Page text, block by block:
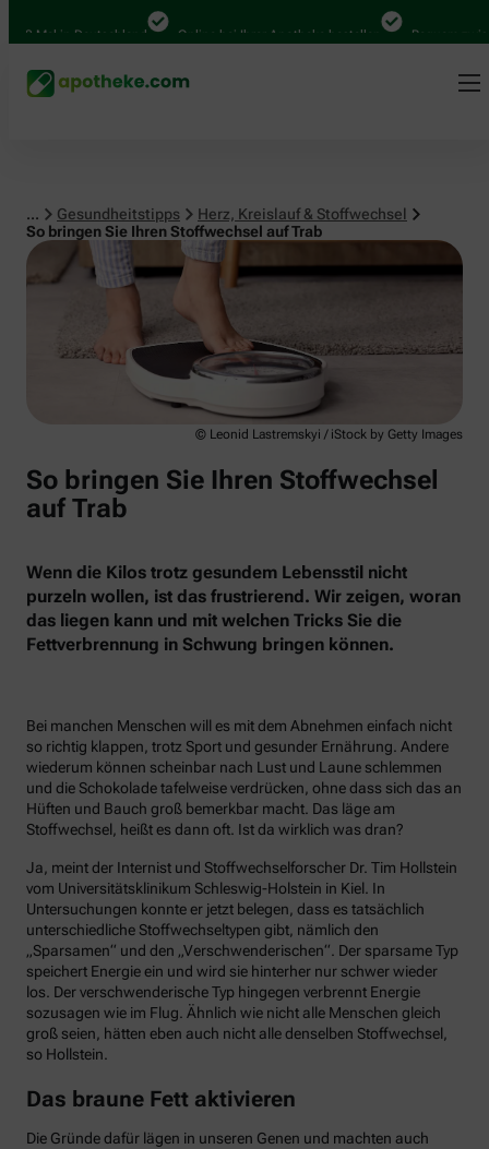
Mal in Deutschland Online bei Ihrer Apotheke bestellen Bequem
... Gesundheitstipps
Herz, Kreislauf & Stoffwechsel
So bringen Sie Ihren Stoffwechsel auf Trab
Herz, Kreislauf & Stoffwechsel
© Leonid Lastremskyi / iStock by Getty Images
So bringen Sie Ihren Stoffwechsel
auf Trab
Wenn die Kilos trotz gesundem Lebensstil nicht
purzeln wollen, ist das frustrierend. Wir zeigen, woran
das liegen kann und mit welchen Tricks Sie die
Fettverbrennung in Schwung bringen können.
Bei manchen Menschen will es mit dem Abnehmen einfach nicht
so richtig klappen, trotz Sport und gesunder Ernährung. Andere
wiederum können scheinbar nach Lust und Laune schlemmen
und die Schokolade tafelweise verdrücken, ohne dass sich das an
Hüften und Bauch groß bemerkbar macht. Das läge am
Stoffwechsel, heißt es dann oft. Ist da wirklich was dran?
Ja, meint der Internist und Stoffwechselforscher Dr. Tim Hollstein
vom Universitätsklinikum Schleswig-Holstein in Kiel. In
Untersuchungen konnte er jetzt belegen, dass es tatsächlich
unterschiedliche Stoffwechseltypen gibt, nämlich den
„Sparsamen“ und den „Verschwenderischen“. Der sparsame Typ
speichert Energie ein und wird sie hinterher nur schwer wieder
los. Der verschwenderische Typ hingegen verbrennt Energie
sozusagen wie im Flug. Ähnlich wie nicht alle Menschen gleich
groß seien, hätten eben auch nicht alle denselben Stoffwechsel,
so Hollstein.
Das braune Fett aktivieren
Die Gründe dafür lägen in unseren Genen und machten auch